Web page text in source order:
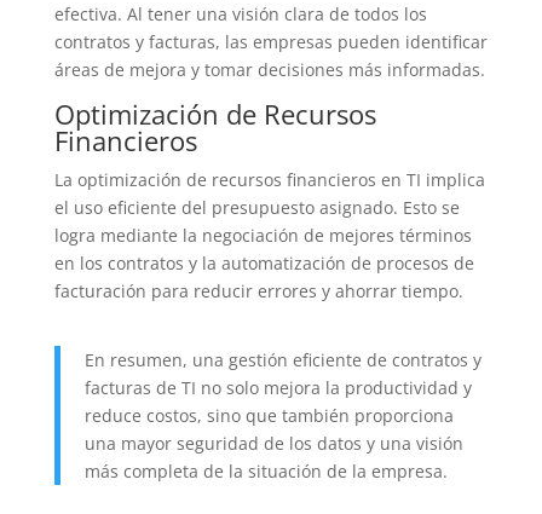
efectiva. Al tener una visión clara de todos los
contratos y facturas, las empresas pueden identificar
áreas de mejora y tomar decisiones más informadas.
Optimización de Recursos
Financieros
La optimización de recursos financieros en TI implica
el uso eficiente del presupuesto asignado. Esto se
logra mediante la negociación de mejores términos
en los contratos y la automatización de procesos de
facturación para reducir errores y ahorrar tiempo.
En resumen, una gestión eficiente de contratos y
facturas de TI no solo mejora la productividad y
reduce costos, sino que también proporciona
una mayor seguridad de los datos y una visión
más completa de la situación de la empresa.